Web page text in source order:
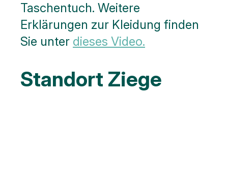
Taschentuch. Weitere
Erklärungen zur Kleidung finden
Sie unter dieses Video.
Standort Ziege